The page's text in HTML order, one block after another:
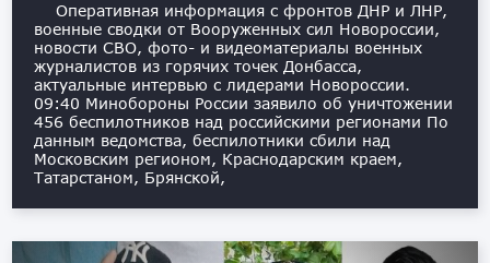
Оперативная информация с фронтов ДНР и ЛНР,
военные сводки от Вооруженных сил Новороссии,
новости СВО, фото- и видеоматериалы военных
журналистов из горячих точек Донбасса,
актуальные интервью с лидерами Новороссии.
09:40 Минобороны России заявило об уничтожении
456 беспилотников над российскими регионами По
данным ведомства, беспилотники сбили над
Московским регионом, Краснодарским краем,
Татарстаном, Брянской,